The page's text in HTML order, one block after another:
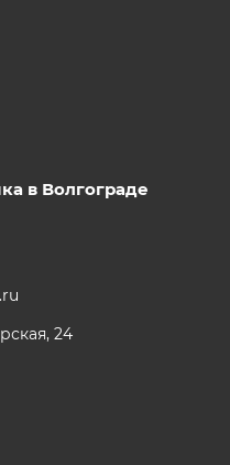
в Волгограде
24